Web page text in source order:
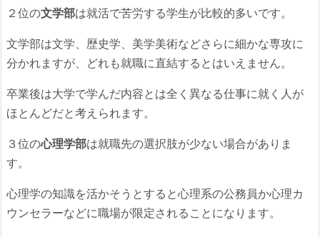
２位の文学部は就活で苦労する学生が比較的多いです。
文学部は文学、歴史学、美学美術などさらに細かな専攻に
分かれますが、どれも就職に直結するとはいえません。
卒業後は大学で学んだ内容とは全く異なる仕事に就く人が
ほとんどだと考えられます。
３位の心理学部は就職先の選択肢が少ない場合がありま
す。
心理学の知識を活かそうとすると心理系の公務員か心理カ
ウンセラーなどに職場が限定されることになります。